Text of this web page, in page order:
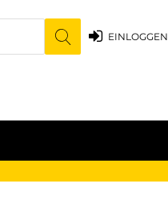
EINLOGGEN